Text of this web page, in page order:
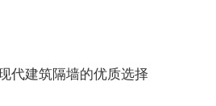
代建筑隔墙的优质选择